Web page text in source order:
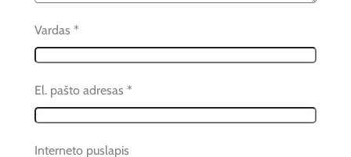
Vardas *
El. pašto adresas *
Interneto puslapis